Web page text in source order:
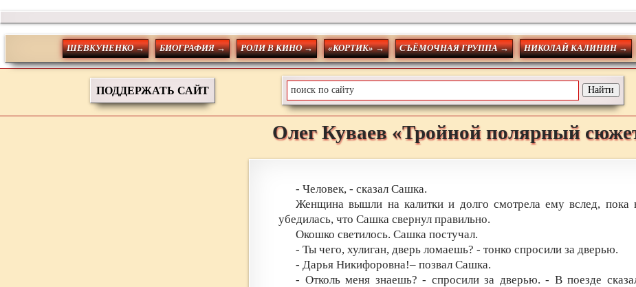
ШЕВКУНЕНКО → БИОГРАФИЯ → РОЛИ В КИНО → «КОРТИК» → СЪЁМОЧНАЯ ГРУППА → НИКОЛАЙ КАЛИНИН →
ПОДДЕРЖАТЬ САЙТ
Олег Куваев «Тройной полярный
- Человек, - сказал Сашка.
Женщина вышли на калитки и долго смотрела ему вслед, пока
убедилась, что Сашка свернул правильно.
Окошко светилось. Сашка постучал.
- Ты чего, хулиган, дверь ломаешь? - тонко спросили за дверью.
- Дарья Никифоровна!– позвал Сашка.
- Отколь меня знаешь? - спросили за дверью. - В поезде